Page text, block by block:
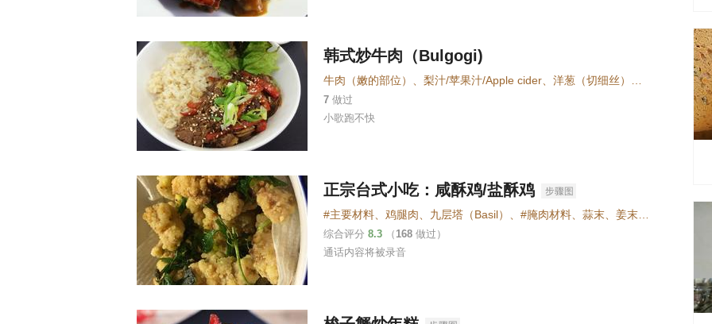
韩式炒牛肉（Bulgogi)
7 做过
小歌跑不快
正宗台式小吃：咸酥鸡/盐酥鸡
综合评分 8.3 （ 168 做过）
通话内容将被录音